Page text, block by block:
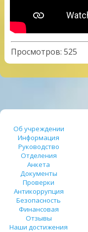
Просмотров: 525
Об учреждении
Информация
Руководство
Отделения
Анкета
Документы
Проверки
Антикоррупция
Безопасность
Финансовая
Отзывы
Наши достижения